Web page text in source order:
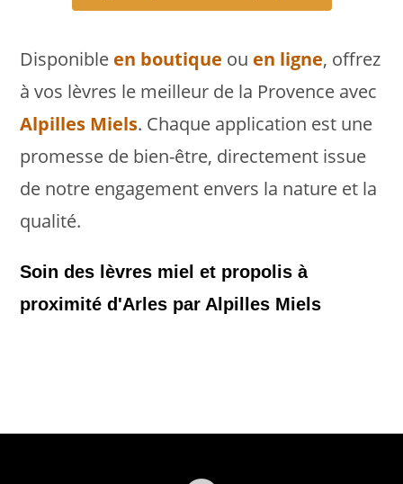
Disponible en boutique ou en ligne, offrez
à vos lèvres le meilleur de la Provence avec
Alpilles Miels. Chaque application est une
promesse de bien-être, directement issue
de notre engagement envers la nature et la
qualité.
Soin des lèvres miel et propolis à
proximité d'Arles par Alpilles Miels